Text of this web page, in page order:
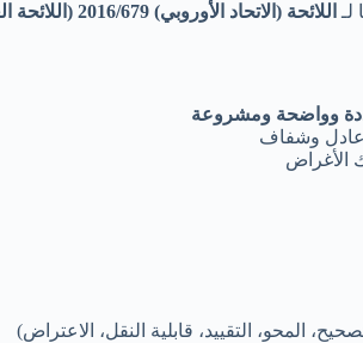
لـ اللائحة (الاتحاد الأوروبي) 2016/679 (اللائحة العامة لحماية البيانات)
وواضحة ومشروعة
وشفاف
الأغراض
المحو، التقييد، قابلية النقل، الاعتراض)